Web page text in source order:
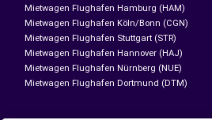
Mietwagen Flughafen Hamburg (HAM)
Mietwagen Flughafen Köln/Bonn (CGN)
Mietwagen Flughafen Stuttgart (STR)
Mietwagen Flughafen Hannover (HAJ)
Mietwagen Flughafen Nürnberg (NUE)
Mietwagen Flughafen Dortmund (DTM)